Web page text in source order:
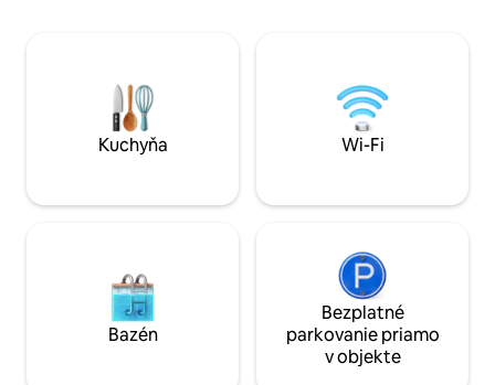
veľká drevená terasa so súkromným
bazénom. Obyvatelia majú spoločný 25-
metrový nekonečný bazén so slanou
vodou na streche a posilňovňu. 7 minút
len pár minút
Avenue,
Ideálne pre
ktorí hľadajú
Kuchyňa Wi-Fi
Bazén
Bezplatné
parkovanie priamo
v objekte